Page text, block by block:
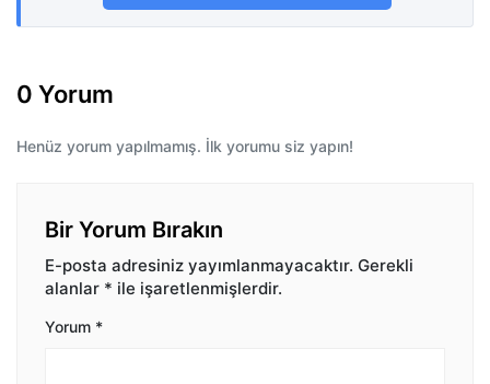
0 Yorum
Henüz yorum yapılmamış. İlk yorumu siz yapın!
Bir Yorum Bırakın
E-posta adresiniz yayımlanmayacaktır. Gerekli
alanlar * ile işaretlenmişlerdir.
Yorum *